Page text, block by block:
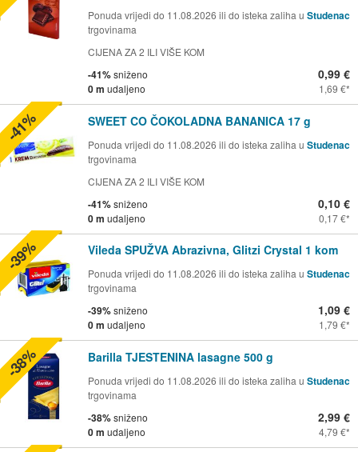
Ponuda vrijedi do 11.08.2026 ili do isteka zaliha u Studenac
trgovinama
CIJENA ZA 2 ILI VIŠE KOM
-41%sniženo
0 m udaljeno
0,99 €
1,69 €
SWEET CO ČOKOLADNA BANANICA 17 g
Ponuda vrijedi do 11.08.2026 ili do isteka zaliha u Studenac
trgovinama
CIJENA ZA 2 ILI VIŠE KOM
-41%sniženo
0 m udaljeno
0,10 €
0,17 €
-41%
Vileda SPUŽVA Abrazivna, Glitzi Crystal 1 kom
Ponuda vrijedi do 11.08.2026 ili do isteka zaliha u Studenac
trgovinama
-39%sniženo
0 m udaljeno
1,09 €
1,79 €
-39%
Barilla TJESTENINA lasagne 500 g
Ponuda vrijedi do 11.08.2026 ili do isteka zaliha u Studenac
trgovinama
-38%sniženo
0 m udaljeno
2,99 €
4,79 €
-38%